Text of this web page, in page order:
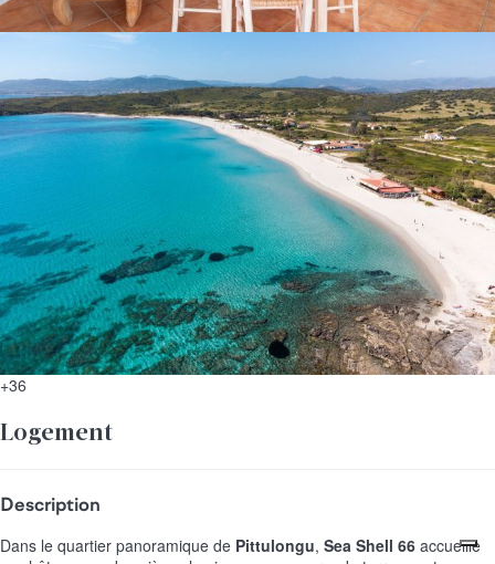
+36
Logement
Description
Dans le quartier panoramique de Pittulongu, Sea Shell 66 accueille